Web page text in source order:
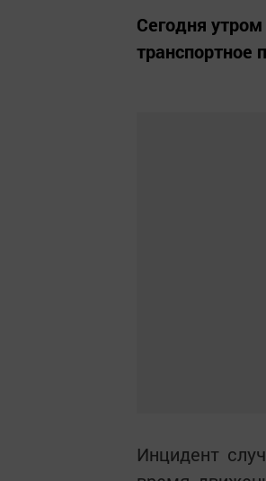
Сегодня
транспортное
Инцидент